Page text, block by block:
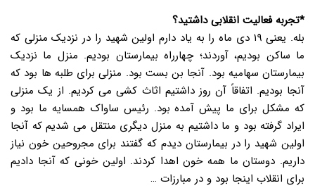
*تجربه فعالیت انقلابی داشتید؟
بله. یعنی ۱۹ دی ماه را به یاد دارم اولین شهید را در نزدیک منزلی که
ما ساکن بودیم، آوردند؛ چهارراه بیمارستان بودیم. منزل ما نزدیک
بیمارستان سهامیه بود. آنجا بن بست بود. منزلی برای طلبه ها بود که
آنجا بودیم. اتفاقاً آن روز داشتیم اثاث کشی می کردیم. از یک منزلی
که مشکل برای ما پیش آمده بود. رئیس ساواک همسایه ما بود و
ایراد گرفته بود و ما داشتیم به منزل دیگری منتقل می شدیم که آنجا
اولین شهید را در بیمارستان دیدم که گفتند برای مجروحین خون نیاز
داریم. دوستان ما همه خون اهدا کردند. اولین خونی که آنجا دادیم
برای انقلاب اینجا بود و در مبارزات …